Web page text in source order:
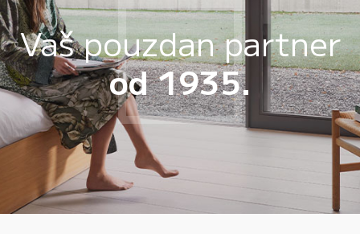
Vaš pouzdan partner
od 1935.